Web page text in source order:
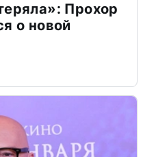
Прохор
о новой